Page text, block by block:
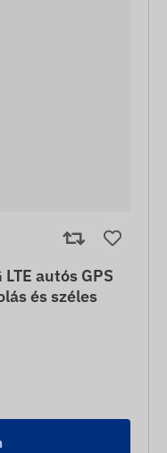
autós GPS
és széles